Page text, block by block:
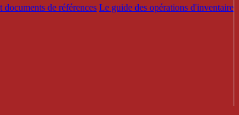
documents de références Le guide des opérations d'inventaire